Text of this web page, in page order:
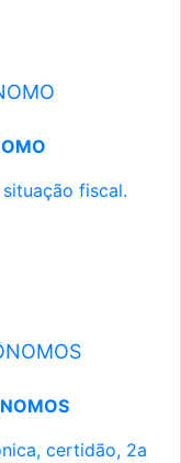
fiscal.
certidão, 2a